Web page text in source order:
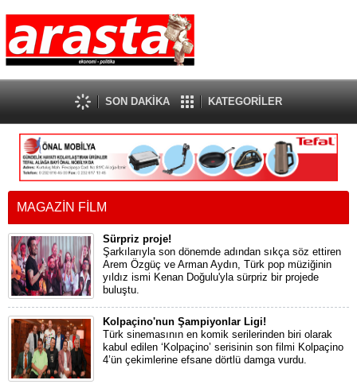
SON DAKİKA KATEGORİLER
MAGAZİN FİLM
Sürpriz proje!
Şarkılarıyla son dönemde adından sıkça söz ettiren
Arem Özgüç ve Arman Aydın, Türk pop müziğinin
yıldız ismi Kenan Doğulu'yla sürpriz bir projede
buluştu.
Kolpaçino'nun Şampiyonlar Ligi!
Türk sinemasının en komik serilerinden biri olarak
kabul edilen ‘Kolpaçino’ serisinin son filmi Kolpaçino
4’ün çekimlerine efsane dörtlü damga vurdu.